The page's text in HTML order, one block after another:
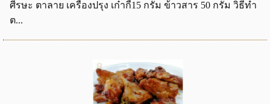
ศีรษะ ตาลาย เครื่องปรุง เก๋ากี้15 กรัม ข้าวสาร 50 กรัม วิธีทำ
ต...